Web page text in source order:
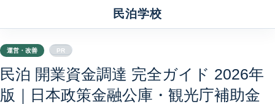
民泊学校
運営・改善 PR
民泊 開業資金調達 完全ガイド 2026年
版｜日本政策金融公庫・観光庁補助金